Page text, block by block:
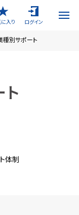
入り
ログイン
種別サポート
体制